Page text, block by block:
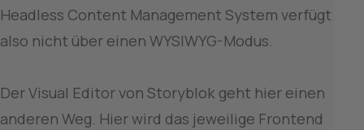
Headless Content Management System verfügt
also nicht über einen WYSIWYG-Modus.
Der Visual Editor von Storyblok geht hier einen
anderen Weg. Hier wird das jeweilige Frontend